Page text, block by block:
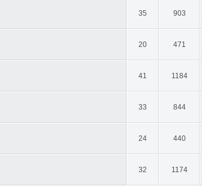
35 903
20 471
41 1184
33 844
24 440
32 1174